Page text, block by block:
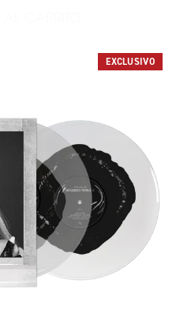
EXCLUSIVO